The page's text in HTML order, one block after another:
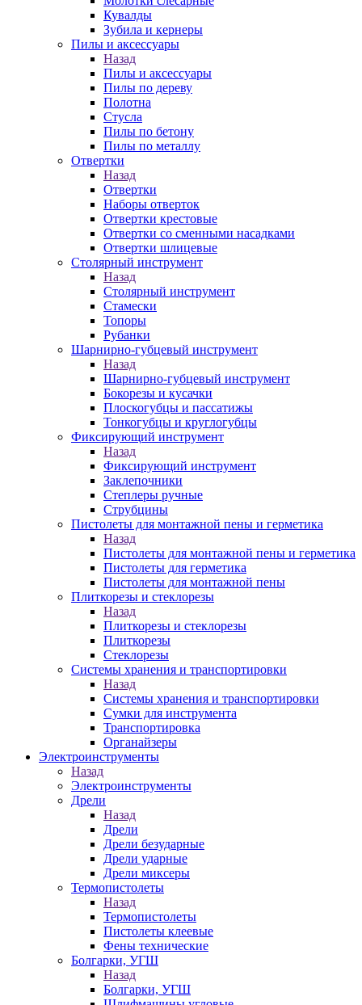
Кувалды
Зубила и кернеры
Пилы и аксессуары
Назад
Пилы и аксессуары
Пилы по дереву
Полотна
Стусла
Пилы по бетону
Пилы по металлу
Отвертки
Назад
Отвертки
Наборы отверток
Отвертки крестовые
Отвертки со сменными насадками
Отвертки шлицевые
Столярный инструмент
Назад
Столярный инструмент
Стамески
Топоры
Рубанки
Шарнирно-губцевый инструмент
Назад
Шарнирно-губцевый инструмент
Бокорезы и кусачки
Плоскогубцы и пассатижы
Тонкогубцы и круглогубцы
Фиксирующий инструмент
Назад
Фиксирующий инструмент
Заклепочники
Степлеры ручные
Струбцины
Пистолеты для монтажной пены и герметика
Назад
Пистолеты для монтажной пены и герметика
Пистолеты для герметика
Пистолеты для монтажной пены
Плиткорезы и стеклорезы
Назад
Плиткорезы и стеклорезы
Плиткорезы
Стеклорезы
Системы хранения и транспортировки
Назад
Системы хранения и транспортировки
Сумки для инструмента
Транспортировка
Органайзеры
Электроинструменты
Назад
Электроинструменты
Дрели
Назад
Дрели
Дрели безударные
Дрели ударные
Дрели миксеры
Термопистолеты
Назад
Термопистолеты
Пистолеты клеевые
Фены технические
Болгарки, УГШ
Назад
Болгарки, УГШ